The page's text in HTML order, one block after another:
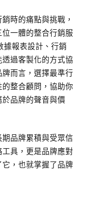
時的痛點與挑戰，
一體的整合行銷服
據報表設計、行銷
過客製化的方式協
而言，選擇最準行
整合顧問，協助你
品牌的聲音與價
品牌累積與受眾信
具，更是品牌應對
，也就掌握了品牌